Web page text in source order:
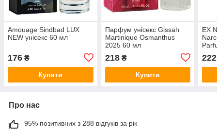
Amouage Sindbad LUX
NEW унісекс 60 мл
176 ₴
Купити
Парфум унісекс Gissah
Martinique Osmanthus
2025 60 мл
218₴
Купити
EX
222
Про нас
95% позитивних з 288 відгуків за рік